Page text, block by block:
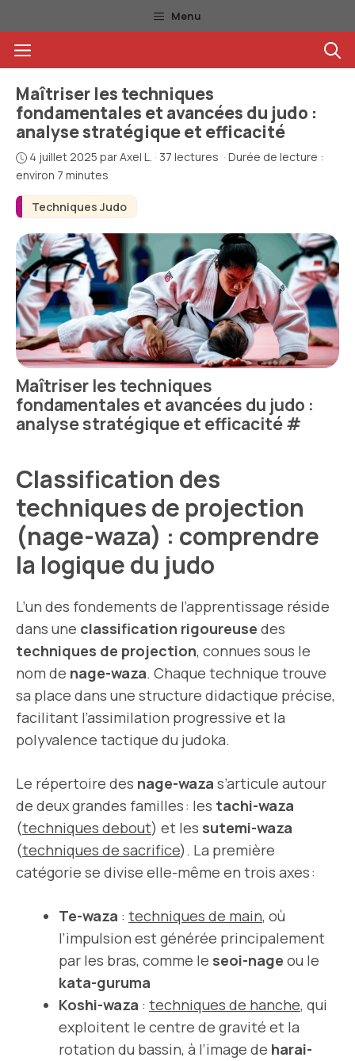
au
contenu
Menu
Menu
Techniques Judo
Maîtriser les techniques
fondamentales et avancées du judo :
analyse stratégique et efficacité
4 juillet 2025 parAxel L. · 37 lectures · Durée de lecture :
environ 7 minutes
Maîtriser les techniques
fondamentales et avancées du judo :
analyse stratégique et efficacité#
Classification des
techniques de projection
(nage-waza) : comprendre
la logique du judo
L’un des fondements de l’apprentissage réside
dans une classification rigoureuse des
techniques de projection, connues sous le
nom de nage-waza. Chaque technique trouve
sa place dans une structure didactique précise,
facilitant l’assimilation progressive et la
polyvalence tactique du judoka.
Le répertoire des nage-waza s’articule autour
de deux grandes familles : les tachi-waza
(techniques debout) et les sutemi-waza
(techniques de sacrifice). La première
catégorie se divise elle-même en trois axes :
Te-waza : techniques de main, où
l’impulsion est générée principalement
par les bras, comme le seoi-nage ou le
kata-guruma
Koshi-waza : techniques de hanche, qui
exploitent le centre de gravité et la
rotation du bassin, à l’image de harai-